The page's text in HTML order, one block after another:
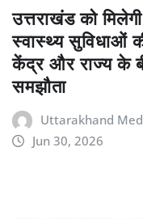
उत्तराखंड को
स्वास्थ्य सुविधाओं
केंद्र और राज्य के
समझौता
Uttarakhand
Jun 30, 2026